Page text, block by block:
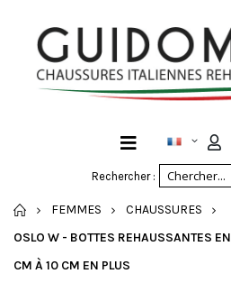
Rechercher :
ACCUEIL
FEMMES
CHAUSSURES
OSLO W - BOTTES REHAUSSANTES
CM À 10 CM EN PLUS